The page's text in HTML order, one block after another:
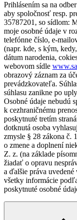
Prihlásením sa na
aby spoločnosť resp.
35787201, so sídlom:
moje osobné údaje v
telefónne číslo, e-
(napr. kde, s kým,
dátum narodenia,
webovom sídle
obrazový záznam za
prevádzkovateľa.
súhlasu zanikne po
Osobné údaje nebudú
k cezhraničnému
poskytnuté tretím
dotknutá osoba
zmysle § 28 zákona č.
o zmene a doplnení
Z. z. (na základe
žiadať o opravu
a ďalšie práva
všetky informácie
poskytnuté osobné